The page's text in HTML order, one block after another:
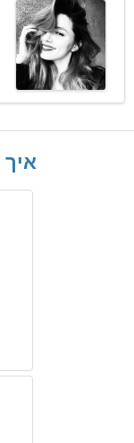
איך ArgDatingGo עובד